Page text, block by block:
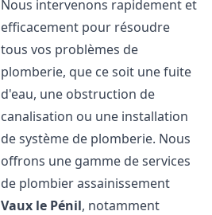
Nous intervenons rapidement et
efficacement pour résoudre
tous vos problèmes de
plomberie, que ce soit une fuite
d'eau, une obstruction de
canalisation ou une installation
de système de plomberie. Nous
offrons une gamme de services
de plombier assainissement
Vaux le Pénil, notamment